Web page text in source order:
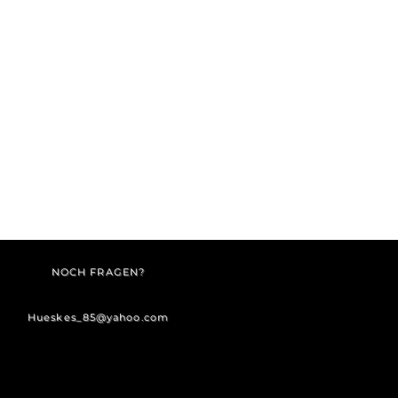
NOCH FRAGEN?
Hueskes_85@yahoo.com